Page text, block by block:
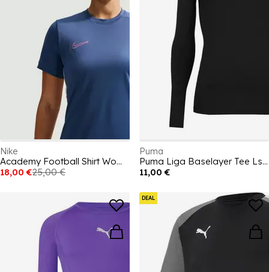
Nike
Academy Football Shirt Womens
18,00 €25,00 €
Puma
Puma Liga Baselayer Tee Ls T-Shirt Mens
11,00 €
DEAL